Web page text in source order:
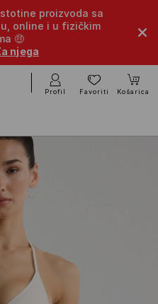
proizvoda sa
online i u fizičkim
🤑
njega
Profil Favoriti Košarica